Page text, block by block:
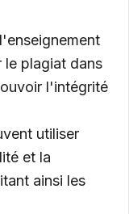
le plagiat dans
l'intégrité
utiliser
et la
ainsi les